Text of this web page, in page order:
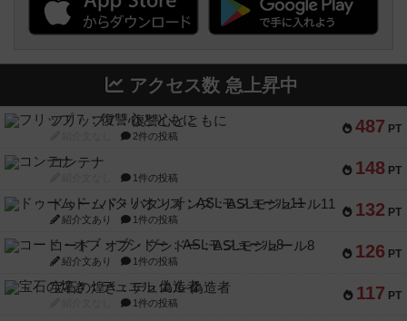
アクセス数 急上昇中
487 PT
フリップ７：復讐心とともに
2件の投稿
148 PT
コンテナ
1件の投稿
132 PT
ドゥームド・バタリオンズ：ASLモジュール11
紹介文あり 1件の投稿
126 PT
コード・オブ・ブシドー：ASLモジュール8
紹介文あり 1件の投稿
117 PT
宝石の煌き：デュエル 偽造者
1件の投稿